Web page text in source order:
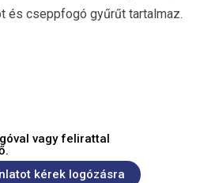
és cseppfogó gyűrűt tartalmaz.
vagy felirattal
kérek logózásra